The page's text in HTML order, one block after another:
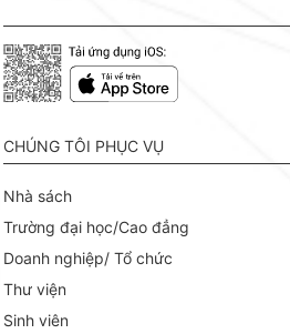
CHÚNG TÔI PHỤC VỤ
Nhà sách
Trường đại học/Cao đẳng
Doanh nghiệp/ Tổ chức
Thư viện
Sinh viên